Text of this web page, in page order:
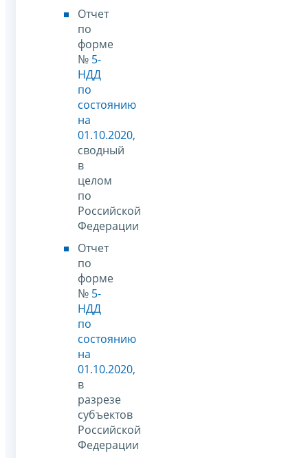
Отчет
по
форме
№ 5-
НДД
по
состоянию
на
01.10.2020,
сводный
в
целом
по
Российской
Федерации
Отчет
по
форме
№ 5-
НДД
по
состоянию
на
01.10.2020,
в
разрезе
субъектов
Российской
Федерации